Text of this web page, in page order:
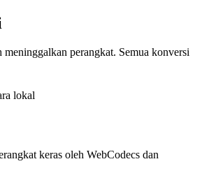
perangkat. Semua konversi
lokal
keras oleh WebCodecs dan